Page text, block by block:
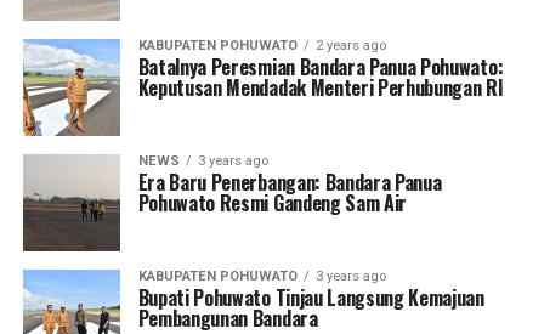
KABUPATEN POHUWATO 2 years ago
Batalnya Peresmian Bandara Panua Pohuwato:
Keputusan Mendadak Menteri Perhubungan RI
NEWS 3 years ago
Era Baru Penerbangan: Bandara Panua
Pohuwato Resmi Gandeng Sam Air
KABUPATEN POHUWATO 3 years ago
Bupati Pohuwato Tinjau Langsung Kemajuan
Pembangunan Bandara